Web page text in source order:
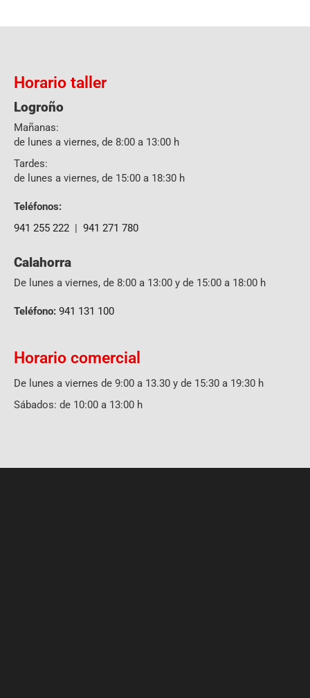
Horario taller
Logroño
Mañanas:
de lunes a viernes, de 8:00 a 13:00 h
Tardes:
de lunes a viernes, de 15:00 a 18:30 h
Teléfonos:
941 255 222 | 941 271 780
Calahorra
De lunes a viernes, de 8:00 a 13:00 y de 15:00 a 18:00 h
Teléfono: 941 131 100
Horario comercial
De lunes a viernes de 9:00 a 13.30 y de 15:30 a 19:30 h
Sábados: de 10:00 a 13:00 h